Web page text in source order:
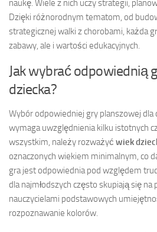
naukę. Wiele z nich uczy strategii,
Dzięki różnorodnym tematom, od
strategicznej walki z chorobami, każda
zabawy, ale i wartości edukacyjnych.
Jak wybrać odpowiednią
dziecka?
Wybór odpowiedniej gry planszowej dla
wymaga uwzględnienia kilku istotnych
wszystkim, należy rozważyć wiek
oznaczonych wiekiem minimalnym, co
gra jest odpowiednia pod względem
dla najmłodszych często skupiają się na
nauczycielami podstawowych
rozpoznawanie kolorów.